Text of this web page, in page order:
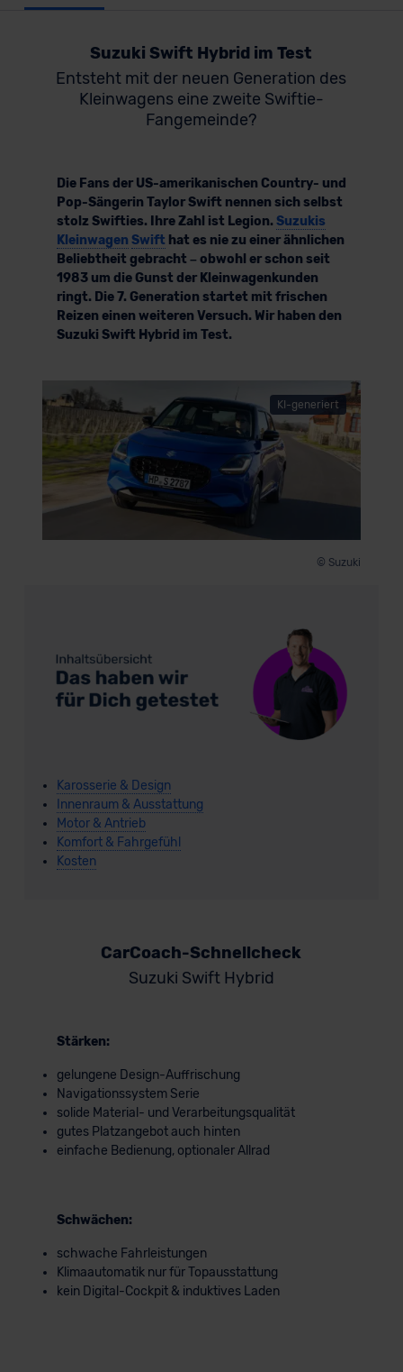
Suzuki Swift Hybrid im Test
Entsteht mit der neuen Generation des
Kleinwagens eine zweite Swiftie-
Fangemeinde?
Die Fans der US-amerikanischen Country- und
Pop-Sängerin Taylor Swift nennen sich selbst
stolz Swifties. Ihre Zahl ist Legion. Suzukis
Kleinwagen Swift hat es nie zu einer ähnlichen
Beliebtheit gebracht – obwohl er schon seit
1983 um die Gunst der Kleinwagenkunden
ringt. Die 7. Generation startet mit frischen
Reizen einen weiteren Versuch. Wir haben den
Suzuki Swift Hybrid im Test.
KI-generiert
© Suzuki
Karosserie & Design
Innenraum & Ausstattung
Motor & Antrieb
Komfort & Fahrgefühl
Kosten
CarCoach-Schnellcheck
Suzuki Swift Hybrid
Stärken:
gelungene Design-Auffrischung
Navigationssystem Serie
solide Material- und Verarbeitungsqualität
gutes Platzangebot auch hinten
einfache Bedienung, optionaler Allrad
Schwächen:
schwache Fahrleistungen
Klimaautomatik nur für Topausstattung
kein Digital-Cockpit & induktives Laden